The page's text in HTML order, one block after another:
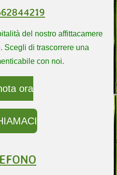
del nostro affittacamere
Scegli di trascorrere una
con noi.
ora